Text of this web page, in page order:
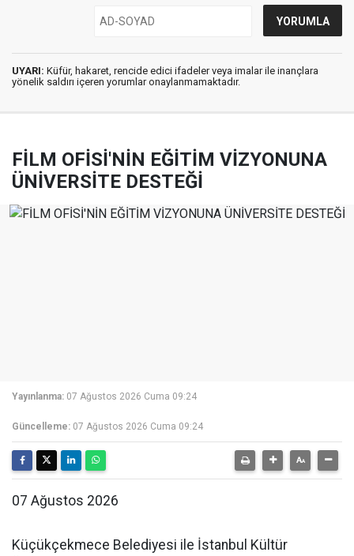
UYARI: Küfür, hakaret, rencide edici ifadeler veya imalar ile inançlara
yönelik saldırı içeren yorumlar onaylanmamaktadır.
FİLM OFİSİ'NİN EĞİTİM VİZYONUNA
ÜNİVERSİTE DESTEĞİ
Yayınlanma: 07 Ağustos 2026 Cuma 09:24
Güncelleme: 07 Ağustos 2026 Cuma 09:24
07 Ağustos 2026
Küçükçekmece Belediyesi ile İstanbul Kültür